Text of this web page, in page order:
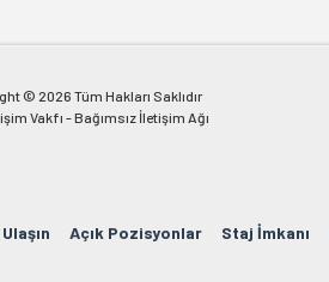
© 2026 Tüm Hakları Saklıdır
Vakfı - Bağımsız İletişim Ağı
Açık Pozisyonlar Staj İmkanı